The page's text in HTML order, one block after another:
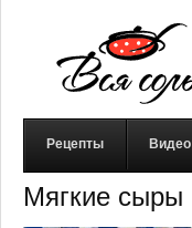
Рецепты Видео
Мягкие сыры